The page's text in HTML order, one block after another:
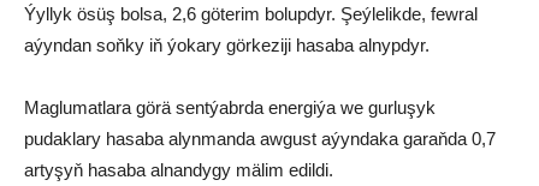
Ýyllyk ösüş bolsa, 2,6 göterim bolupdyr. Şeýlelikde, fewral
aýyndan soňky iň ýokary görkeziji hasaba alnypdyr.
Maglumatlara görä sentýabrda energiýa we gurluşyk
pudaklary hasaba alynmanda awgust aýyndaka garaňda 0,7
artyşyň hasaba alnandygy mälim edildi.